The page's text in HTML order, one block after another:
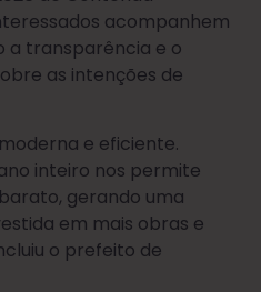
acompanhem
a transparência e o
as intenções de
e eficiente.
inteiro nos permite
gerando uma
em mais obras e
o prefeito de